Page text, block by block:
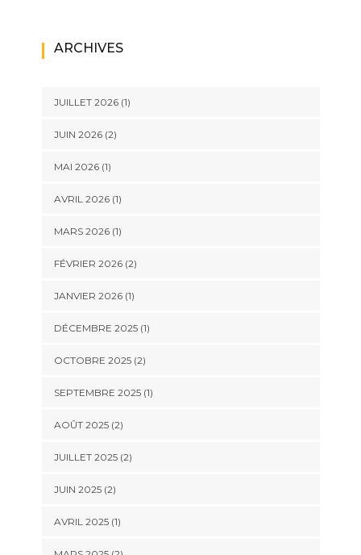
ARCHIVES
JUILLET 2026(1)
JUIN 2026(2)
MAI 2026(1)
AVRIL 2026(1)
MARS 2026(1)
FÉVRIER 2026(2)
JANVIER 2026(1)
DÉCEMBRE 2025(1)
OCTOBRE 2025(2)
SEPTEMBRE 2025(1)
AOÛT 2025(2)
JUILLET 2025(2)
JUIN 2025(2)
AVRIL 2025(1)